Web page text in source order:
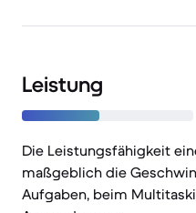
Leistung
Die Leistungsfähigkeit
maßgeblich die
Aufgaben, beim